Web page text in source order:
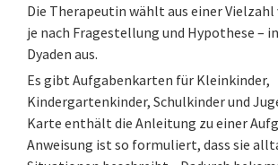
Die Therapeutin wählt aus einer Vielzahl
je nach Fragestellung und Hypothese –
Dyaden aus.
Es gibt Aufgabenkarten für Kleinkinder,
Kindergartenkinder, Schulkinder und
Karte enthält die Anleitung zu einer
Anweisung ist so formuliert, dass sie